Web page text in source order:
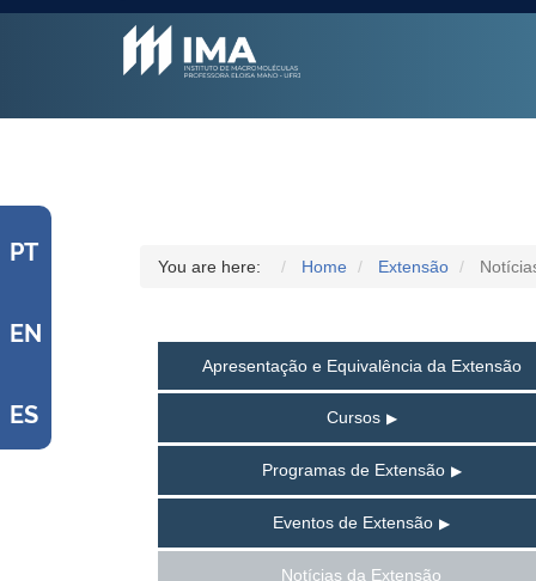
PT
EN
ES
You are here: Home Extensão
Apresentação e Equivalência da Extensão
Cursos
Programas de Extensão
Eventos de Extensão
Notícias da Extensão